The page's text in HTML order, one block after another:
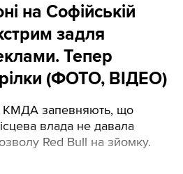
на Софійській
задля
Тепер
(ФОТО, ВІДЕО)
КМДА запевняють, що
влада не давала
Red Bull на зйомку.